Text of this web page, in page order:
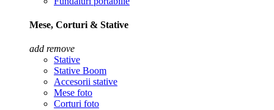
Mese, Corturi & Stative
add remove
Stative
Stative Boom
Accesorii stative
Mese foto
Corturi foto